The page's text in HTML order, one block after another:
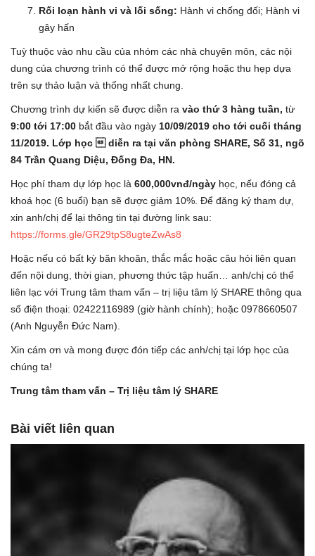
Rối loạn hành vi và lối sống: Hành vi chống đối; Hành vi
gây hấn
Tuỳ thuộc vào nhu cầu của nhóm các nhà chuyên môn, các nội
dung của chương trình có thể được mở rộng hoặc thu hẹp dựa
trên sự thảo luận và thống nhất chung.
Chương trình dự kiến sẽ được diễn ra vào thứ 3 hàng tuần, từ
9:00 tới 17:00 bắt đầu vào ngày 10/09/2019 cho tới cuối tháng
11/2019. Lớp học  diễn ra tại văn phòng SHARE, Số 31, ngõ
84 Trần Quang Diệu, Đống Đa, HN.
Học phí tham dự lớp học là 600,000vnđ/ngày học, nếu đóng cả
khoá học (6 buổi) bạn sẽ được giảm 10%. Để đăng ký tham dự,
xin anh/chị để lại thông tin tại đường link sau:
https://forms.gle/GR29tpS8ugteZwAs8
Hoặc nếu có bất kỳ băn khoăn, thắc mắc hoặc câu hỏi liên quan
đến nội dung, thời gian, phương thức tập huấn… anh/chị có thể
liên lạc với Trung tâm tham vấn – trị liệu tâm lý SHARE thông qua
số điện thoại: 02422116989 (giờ hành chính); hoặc 0978660507
(Anh Nguyễn Đức Nam).
Xin cám ơn và mong được đón tiếp các anh/chị tại lớp học của
chúng ta!
Trung tâm tham vấn – Trị liệu tâm lý SHARE
Bài viết liên quan